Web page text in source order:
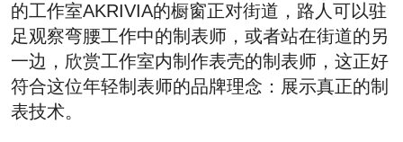
的工作室AKRIVIA的橱窗正对街道，路人可以驻
足观察弯腰工作中的制表师，或者站在街道的另
一边，欣赏工作室内制作表壳的制表师，这正好
符合这位年轻制表师的品牌理念：展示真正的制
表技术。